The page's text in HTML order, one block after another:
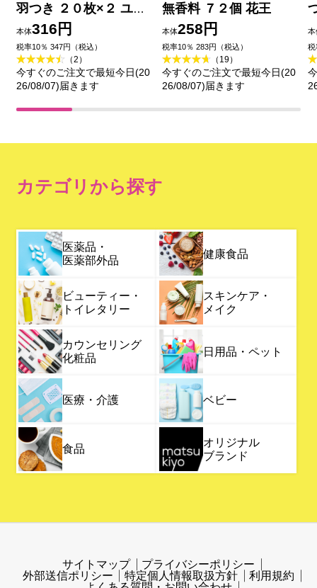
羽つき ２０枚×２ ユ
ニ・チャーム (医薬部外
品)
本体316円
税率10％ 347円（税込）
（2）
今すぐのご注文で最短今日(20
26/08/07)届きます
無香料 ７２個 花王
本体258円
税率10％ 283円（税込）
（19）
今すぐのご注文で最短今日(20
26/08/07)届きます
本
税
カテゴリから探す
医薬品・
医薬部外品
健康食品
ビューティー・
トイレタリー
スキンケア・
メイク
カウンセリング
化粧品
日用品・ペット
医療・介護 ベビー
食品
オリジナル
ブランド
サイトマップ
プライバシーポリシー
外部送信ポリシー
特定個人情報取扱方針
利用規約